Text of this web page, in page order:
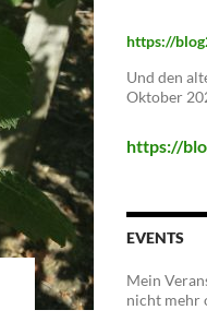
https://
Und den
Oktober
https://
EVENTS
Mein
nicht mehr